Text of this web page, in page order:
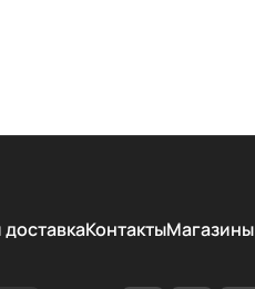
КонтактыМагазины